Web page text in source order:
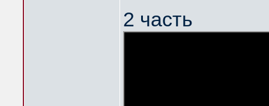
2 часть